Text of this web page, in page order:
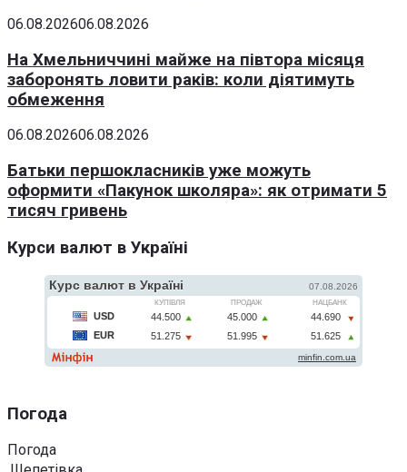
06.08.202606.08.2026
На Хмельниччині майже на півтора місяця
заборонять ловити раків: коли діятимуть
обмеження
06.08.202606.08.2026
Батьки першокласників уже можуть
оформити «Пакунок школяра»: як отримати 5
тисяч гривень
Курси валют в Україні
Погода
Погода